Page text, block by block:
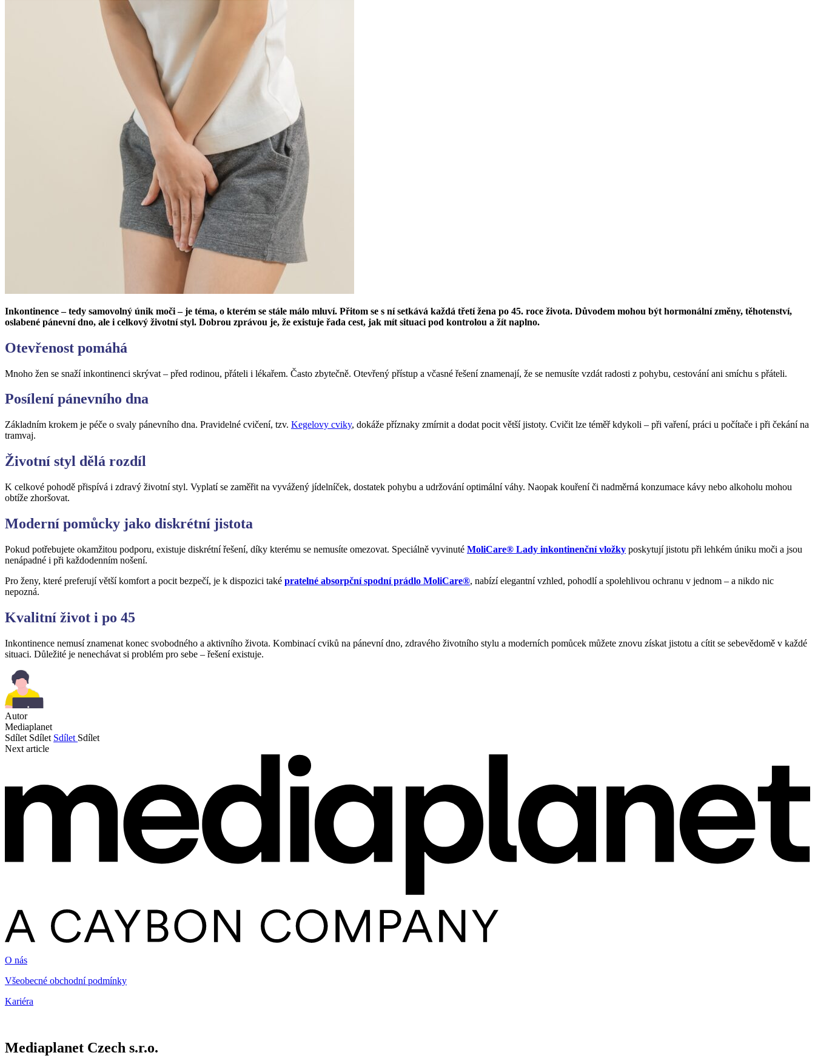
Inkontinence – tedy samovolný únik moči – je téma, o kterém se stále málo mluví. Přitom se s ní setkává každá třetí žena po 45. roce života. Důvodem mohou být hormonální změny, těhotenství,
oslabené pánevní dno, ale i celkový životní styl. Dobrou zprávou je, že existuje řada cest, jak mít situaci pod kontrolou a žít naplno.
Otevřenost pomáhá
Mnoho žen se snaží inkontinenci skrývat – před rodinou, přáteli i lékařem. Často zbytečně. Otevřený přístup a včasné řešení znamenají, že se nemusíte vzdát radosti z pohybu, cestování ani smíchu s přáteli.
Posílení pánevního dna
Základním krokem je péče o svaly pánevního dna. Pravidelné cvičení, tzv. Kegelovy cviky, dokáže příznaky zmírnit a dodat pocit větší jistoty. Cvičit lze téměř kdykoli – při vaření, práci u počítače i při čekání na
tramvaj.
Životní styl dělá rozdíl
K celkové pohodě přispívá i zdravý životní styl. Vyplatí se zaměřit na vyvážený jídelníček, dostatek pohybu a udržování optimální váhy. Naopak kouření či nadměrná konzumace kávy nebo alkoholu mohou
obtíže zhoršovat.
Moderní pomůcky jako diskrétní jistota
Pokud potřebujete okamžitou podporu, existuje diskrétní řešení, díky kterému se nemusíte omezovat. Speciálně vyvinuté MoliCare® Lady inkontinenční vložky poskytují jistotu při lehkém úniku moči a jsou
nenápadné i při každodenním nošení.
Pro ženy, které preferují větší komfort a pocit bezpečí, je k dispozici také pratelné absorpční spodní prádlo MoliCare®, nabízí elegantní vzhled, pohodlí a spolehlivou ochranu v jednom – a nikdo nic
nepozná.
Kvalitní život i po 45
Inkontinence nemusí znamenat konec svobodného a aktivního života. Kombinací cviků na pánevní dno, zdravého životního stylu a moderních pomůcek můžete znovu získat jistotu a cítit se sebevědomě v každé
situaci. Důležité je nenechávat si problém pro sebe – řešení existuje.
Autor
Mediaplanet
Sdílet Sdílet Sdílet Sdílet
Next article
O nás
Všeobecné obchodní podmínky
Kariéra
Mediaplanet Czech s.r.o.